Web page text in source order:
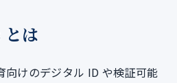
は
向けのデジタル ID や検証可能